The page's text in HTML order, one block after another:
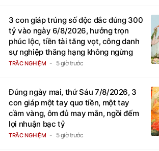
3 con giáp trúng số độc đắc đúng 300
tỷ vào ngày 6/8/2026, hưởng trọn
phúc lộc, tiền tài tăng vọt, công danh
sự nghiệp thăng hạng không ngừng
TRẮC NGHIỆM 5 giờ trước
Đúng ngày mai, thứ Sáu 7/8/2026, 3
con giáp một tay quơ tiền, một tay
cầm vàng, ôm đủ may mắn, ngồi đếm
lợi nhuận bạc tỷ
TRẮC NGHIỆM 5 giờ trước